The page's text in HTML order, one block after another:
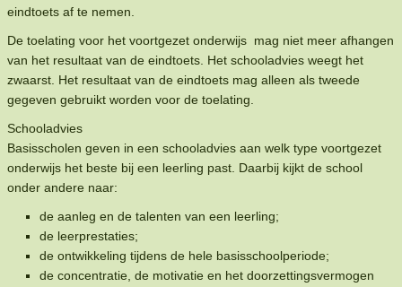
eindtoets af te nemen.
De toelating voor het voortgezet onderwijs mag niet meer afhangen
van het resultaat van de eindtoets. Het schooladvies weegt het
zwaarst. Het resultaat van de eindtoets mag alleen als tweede
gegeven gebruikt worden voor de toelating.
Schooladvies
Basisscholen geven in een schooladvies aan welk type voortgezet
onderwijs het beste bij een leerling past. Daarbij kijkt de school
onder andere naar:
de aanleg en de talenten van een leerling;
de leerprestaties;
de ontwikkeling tijdens de hele basisschoolperiode;
de concentratie, de motivatie en het doorzettingsvermogen